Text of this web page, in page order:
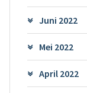
Juni 2022
Mei 2022
April 2022